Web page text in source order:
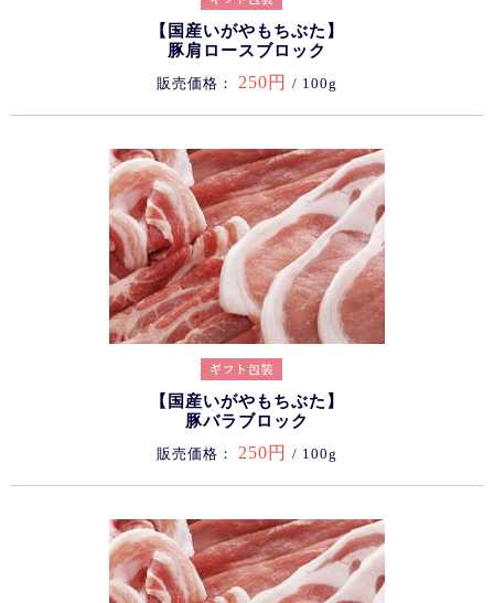
【国産いがやもちぶた】
豚肩ロースブロック
販売価格： 250円 / 100g
【国産いがやもちぶた】
豚バラブロック
販売価格： 250円 / 100g